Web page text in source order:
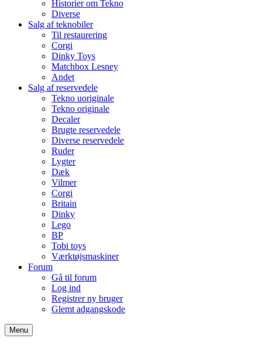
Historier om Tekno
Diverse
Salg af teknobiler
Til restaurering
Corgi
Dinky Toys
Matchbox Lesney
Andet
Salg af reservedele
Tekno uoriginale
Tekno originale
Decaler
Brugte reservedele
Diverse reservedele
Ruder
Lygter
Dæk
Vilmer
Corgi
Britain
Dinky
Lego
BP
Tobi toys
Værktøjsmaskiner
Forum
Gå til forum
Log ind
Registrer ny bruger
Glemt adgangskode
Menu